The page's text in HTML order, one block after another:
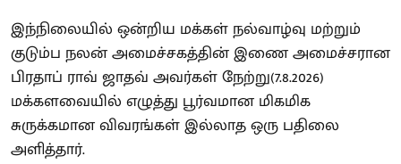
இந்நிலையில் ஒன்றிய மக்கள் நல்வாழ்வு மற்றும்
குடும்ப நலன் அமைச்சகத்தின் இணை அமைச்சரான
பிரதாப் ராவ் ஜாதவ் அவர்கள் நேற்று(7.8.2026)
மக்களவையில் எழுத்து பூர்வமான மிகமிக
சுருக்கமான விவரங்கள் இல்லாத ஒரு பதிலை
அளித்தார்.